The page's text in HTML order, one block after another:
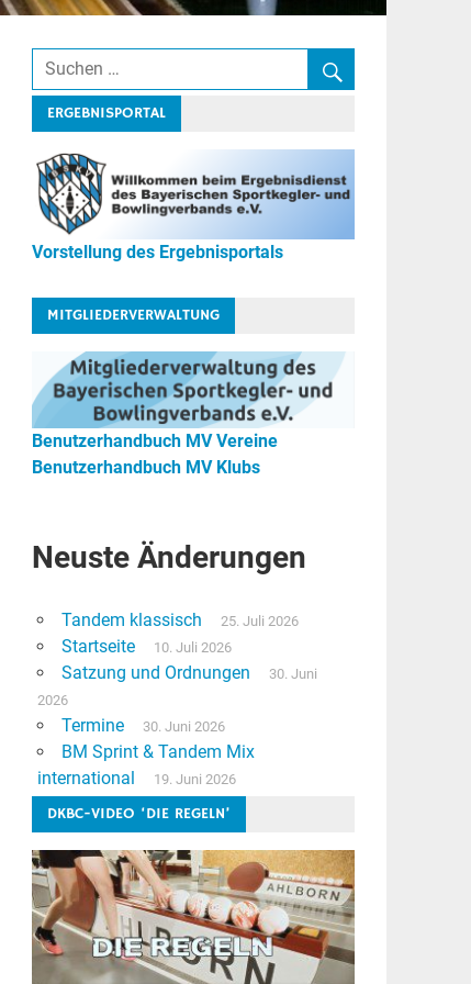
ERGEBNISPORTAL
Vorstellung des Ergebnisportals
MITGLIEDERVERWALTUNG
Benutzerhandbuch MV Vereine
Benutzerhandbuch MV Klubs
Neuste Änderungen
Tandem klassisch 25. Juli 2026
Startseite 10. Juli 2026
Satzung und Ordnungen
30. Juni
2026
Termine 30. Juni 2026
BM Sprint & Tandem Mix
international
19. Juni 2026
DKBC-VIDEO ‘DIE REGELN’